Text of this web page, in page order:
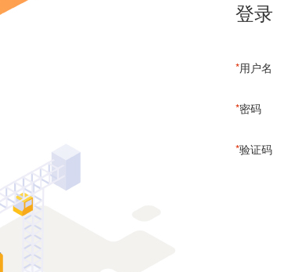
登录
*用户名
*密码
*验证码